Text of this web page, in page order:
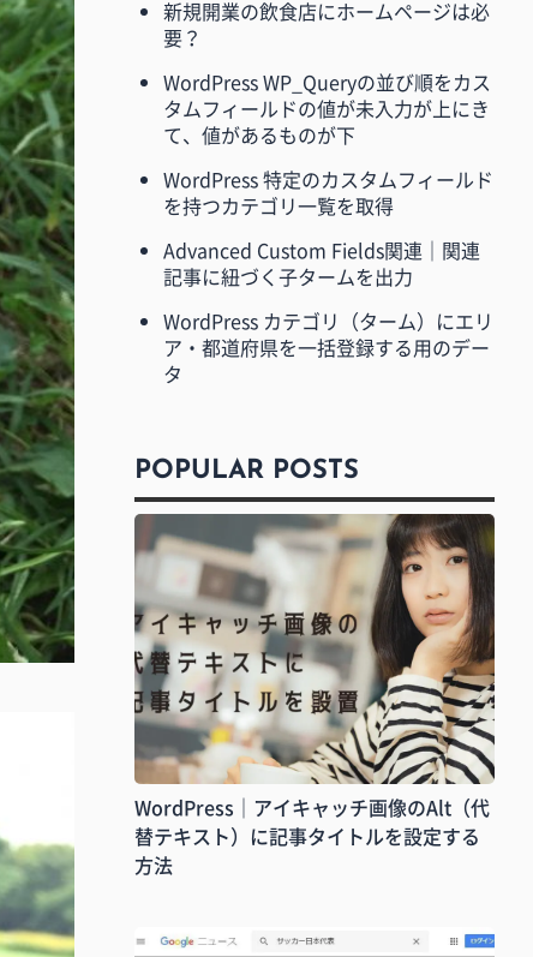
新規開業の飲食店にホームページは必
要？
WordPress WP_Queryの並び順をカス
タムフィールドの値が未入力が上にき
て、値があるものが下
WordPress 特定のカスタムフィールド
を持つカテゴリ一覧を取得
Advanced Custom Fields関連｜関連
記事に紐づく子タームを出力
WordPress カテゴリ（ターム）にエリ
ア・都道府県を一括登録する用のデー
タ
POPULAR POSTS
WordPress｜アイキャッチ画像のAlt（代
替テキスト）に記事タイトルを設定する
方法